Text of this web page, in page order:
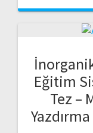
Eğitim
Tez –